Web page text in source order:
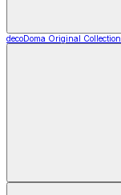
decoDoma Original Collection